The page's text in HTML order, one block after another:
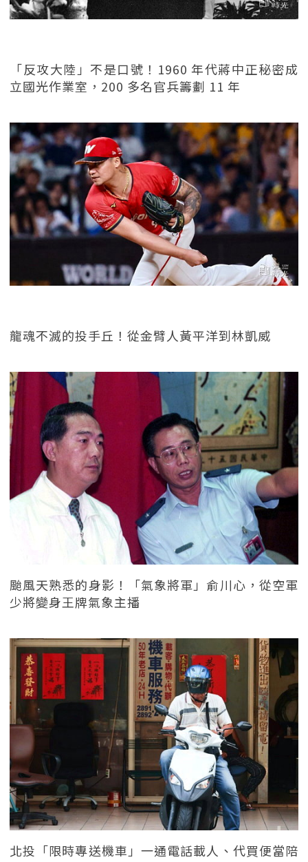
「反攻大陸」不是口號！1960 年代蔣中正秘密成
立國光作業室，200 多名官兵籌劃 11 年
龍魂不滅的投手丘！從金臂人黃平洋到林凱威
颱風天熟悉的身影！「氣象將軍」俞川心，從空軍
少將變身王牌氣象主播
北投「限時專送機車」一通電話載人、代買便當陪